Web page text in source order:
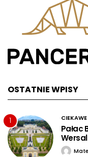
OSTATNIE WPISY
1
Pałac